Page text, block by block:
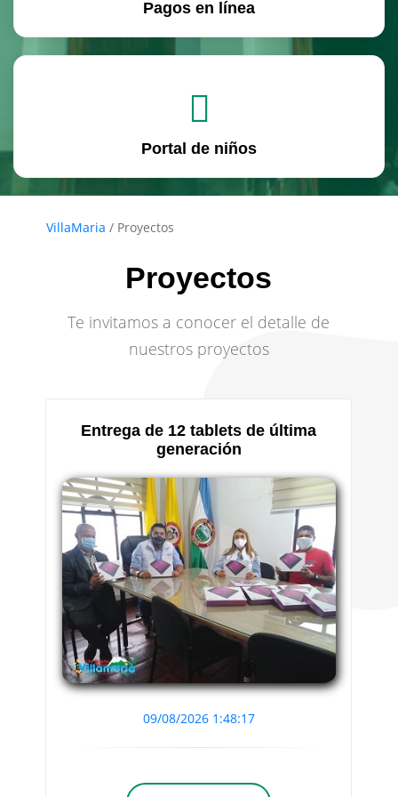
Pagos en línea
Portal de niños
VillaMaria / Proyectos
Proyectos
Te invitamos a conocer el detalle de
nuestros proyectos
Entrega de 12 tablets de última
generación
09/08/2026 1:48:17